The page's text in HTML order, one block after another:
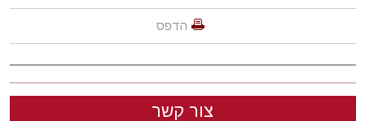
הדפס
צור קשר